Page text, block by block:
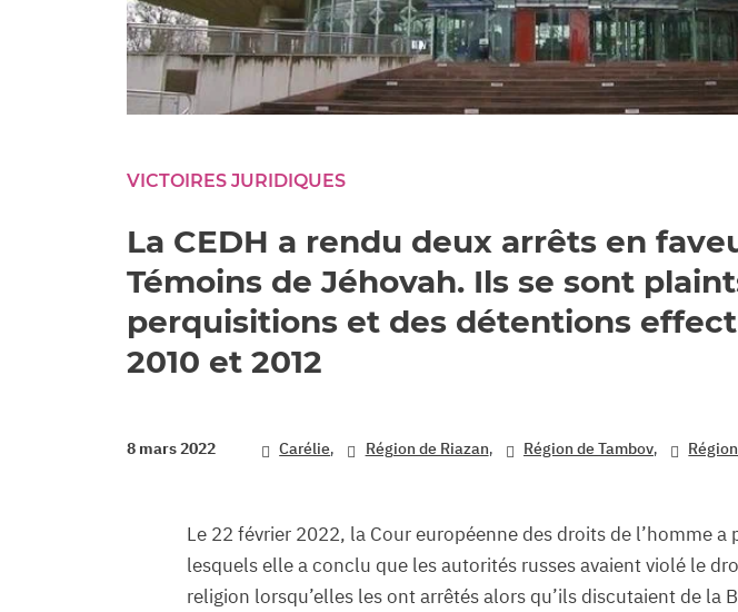
VICTOIRES JURIDIQUES
La CEDH a rendu deux arrêts en
Témoins de Jéhovah. Ils se sont
perquisitions et des détentions
2010 et 2012
8 mars 2022 Carélie, Région de Riazan, Région de Tambov,
Le 22 février 2022, la Cour européenne des droits de l’homme a
lesquels elle a conclu que les autorités russes avaient violé le
religion lorsqu’elles les ont arrêtés alors qu’ils discutaient de la